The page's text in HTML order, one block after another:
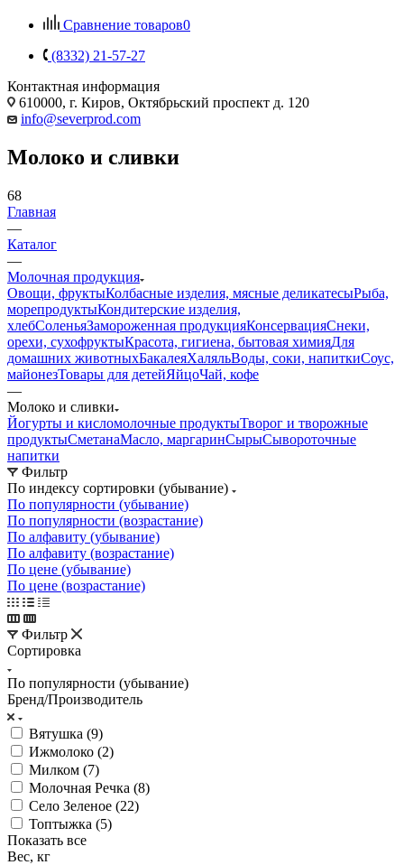
Сравнение товаров0
(8332) 21-57-27
Контактная информация
610000, г. Киров, Октябрьский проспект д. 120
info@severprod.com
Молоко и сливки
68
Главная
—
Каталог
—
Молочная продукция
Овощи, фруктыКолбасные изделия, мясные деликатесыРыба,
морепродуктыКондитерские изделия,
хлебСоленьяЗамороженная продукцияКонсервацияСнеки,
орехи, сухофруктыКрасота, гигиена, бытовая химияДля
домашних животныхБакалеяХаляльВоды, соки, напиткиСоус,
майонезТовары для детейЯйцоЧай, кофе
—
Молоко и сливки
Йогурты и кисломолочные продуктыТворог и творожные
продуктыСметанаМасло, маргаринСырыСывороточные
напитки
Фильтр
По индексу сортировки (убывание)
По популярности (убывание)
По популярности (возрастание)
По алфавиту (убывание)
По алфавиту (возрастание)
По цене (убывание)
По цене (возрастание)
Фильтр
Сортировка
По популярности (убывание)
Бренд/Производитель
Вятушка (9)
Ижмолоко (2)
Милком (7)
Молочная Речка (8)
Село Зеленое (22)
Топтыжка (5)
Показать все
Вес, кг